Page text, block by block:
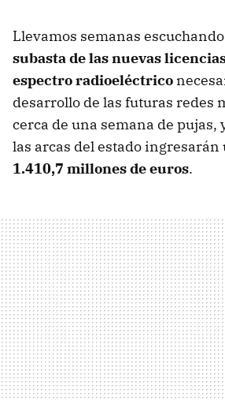
Llevamos semanas
subasta de las nuevas
espectro radioeléctrico
desarrollo de las futuras redes
cerca de una semana de pujas,
las arcas del estado ingresarán
1.410,7 millones de euros.